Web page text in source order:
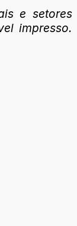
e setores
impresso.